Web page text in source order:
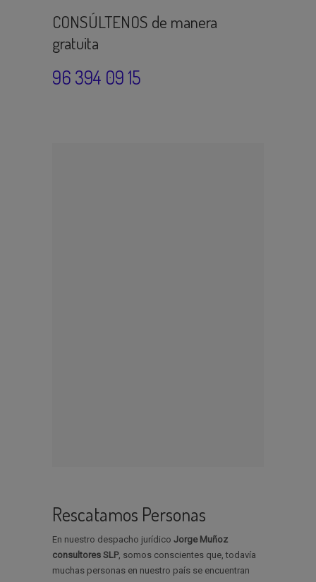
CONSÚLTENOS de manera
gratuita
96 394 09 15
Rescatamos Personas
En nuestro despacho jurídico Jorge Muñoz
consultores SLP, somos conscientes que, todavía
muchas personas en nuestro país se encuentran